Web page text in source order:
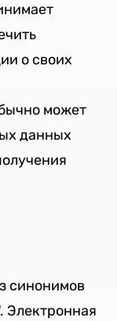
о своих
может
данных
синонимов
Электронная